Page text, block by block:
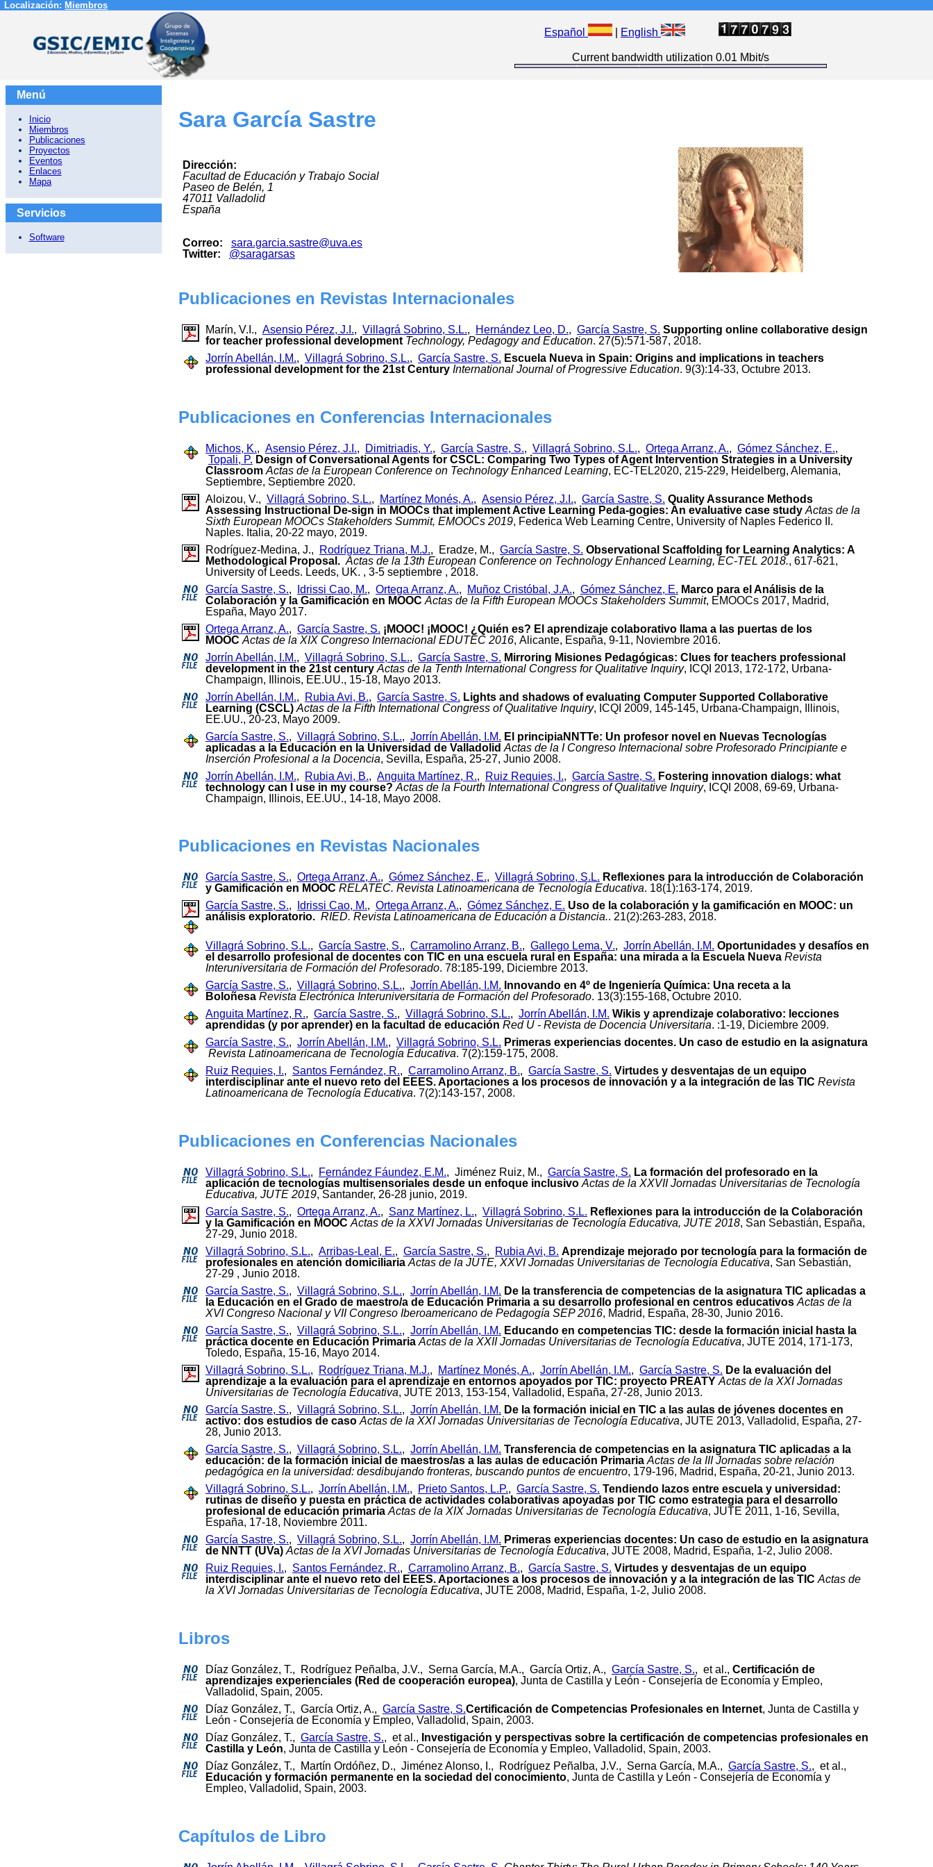
Localización: Miembros
Español English
Current bandwidth utilization 0.01 Mbit/s
Menú
Inicio
Miembros
Publicaciones
Proyectos
Eventos
Enlaces
Mapa
Servicios
Software
Sara García Sastre
Dirección:
Facultad de Educación y Trabajo Social
Paseo de Belén, 1
47011 Valladolid
España
Correo:
sara.garcia.sastre@uva.es
Twitter:
@saragarsas
Publicaciones en Revistas Internacionales
Marín, V.I., Asensio Pérez, J.I., Villagrá Sobrino, S.L., Hernández Leo, D., García Sastre, S. Supporting online collaborative design
for teacher professional development Technology, Pedagogy and Education. 27(5):571-587, 2018.
Jorrín Abellán, I.M., Villagrá Sobrino, S.L., García Sastre, S. Escuela Nueva in Spain: Origins and implications in teachers
professional development for the 21st Century International Journal of Progressive Education. 9(3):14-33, Octubre 2013.
Publicaciones en Conferencias Internacionales
Michos, K., Asensio Pérez, J.I., Dimitriadis, Y., García Sastre, S., Villagrá Sobrino, S.L., Ortega Arranz, A., Gómez Sánchez, E.,
Topali, P. Design of Conversational Agents for CSCL: Comparing Two Types of Agent Intervention Strategies in a University
Classroom Actas de la European Conference on Technology Enhanced Learning, EC-TEL2020, 215-229, Heidelberg, Alemania,
Septiembre, Septiembre 2020.
Aloizou, V., Villagrá Sobrino, S.L., Martínez Monés, A., Asensio Pérez, J.I., García Sastre, S. Quality Assurance Methods
Assessing Instructional De-sign in MOOCs that implement Active Learning Peda-gogies: An evaluative case study Actas de la
Sixth European MOOCs Stakeholders Summit, EMOOCs 2019, Federica Web Learning Centre, University of Naples Federico II.
Naples. Italia, 20-22 mayo, 2019.
Rodríguez-Medina, J.,
Rodríguez Triana, M.J., Eradze, M., García Sastre, S. Observational Scaffolding for Learning Analytics: A
Methodological Proposal. Actas de la 13th European Conference on Technology Enhanced Learning, EC-TEL 2018., 617-621,
University of Leeds. Leeds, UK. , 3-5 septiembre , 2018.
García Sastre, S., Idrissi Cao, M., Ortega Arranz, A., Muñoz Cristóbal, J.A., Gómez Sánchez, E. Marco para el Análisis de la
Colaboración y la Gamificación en MOOC Actas de la Fifth European MOOCs Stakeholders Summit, EMOOCs 2017, Madrid,
España, Mayo 2017.
Ortega Arranz, A., García Sastre, S. ¡MOOC! ¡MOOC! ¿Quién es? El aprendizaje colaborativo llama a las puertas de los
MOOC Actas de la XIX Congreso Internacional EDUTEC 2016, Alicante, España, 9-11, Noviembre 2016.
Jorrín Abellán, I.M., Villagrá Sobrino, S.L., García Sastre, S. Mirroring Misiones Pedagógicas: Clues for teachers professional
development in the 21st century Actas de la Tenth International Congress for Qualitative Inquiry, ICQI 2013, 172-172, Urbana-
Champaign, Illinois, EE.UU., 15-18, Mayo 2013.
Jorrín Abellán, I.M., Rubia Avi, B., García Sastre, S. Lights and shadows of evaluating Computer Supported Collaborative
Learning (CSCL) Actas de la Fifth International Congress of Qualitative Inquiry, ICQI 2009, 145-145, Urbana-Champaign, Illinois,
EE.UU., 20-23, Mayo 2009.
García Sastre, S., Villagrá Sobrino, S.L., Jorrín Abellán, I.M. El principiaNNTTe: Un profesor novel en Nuevas Tecnologías
aplicadas a la Educación en la Universidad de Valladolid Actas de la I Congreso Internacional sobre Profesorado Principiante e
Inserción Profesional a la Docencia, Sevilla, España, 25-27, Junio 2008.
Jorrín Abellán, I.M., Rubia Avi, B., Anguita Martínez, R., Ruiz Requies, I., García Sastre, S. Fostering innovation dialogs: what
technology can I use in my course? Actas de la Fourth International Congress of Qualitative Inquiry, ICQI 2008, 69-69, Urbana-
Champaign, Illinois, EE.UU., 14-18, Mayo 2008.
Publicaciones en Revistas Nacionales
García Sastre, S., Ortega Arranz, A., Gómez Sánchez, E., Villagrá Sobrino, S.L. Reflexiones para la introducción de Colaboración
y Gamificación en MOOC RELATEC. Revista Latinoamericana de Tecnología Educativa. 18(1):163-174, 2019.
García Sastre, S., Idrissi Cao, M., Ortega Arranz, A., Gómez Sánchez, E. Uso de la colaboración y la gamificación en MOOC: un
análisis exploratorio. RIED. Revista Latinoamericana de Educación a Distancia.. 21(2):263-283, 2018.
Villagrá Sobrino, S.L., García Sastre, S., Carramolino Arranz, B., Gallego Lema, V., Jorrín Abellán, I.M. Oportunidades y desafíos en
el desarrollo profesional de docentes con TIC en una escuela rural en España: una mirada a la Escuela Nueva Revista
Interuniversitaria de Formación del Profesorado. 78:185-199, Diciembre 2013.
García Sastre, S., Villagrá Sobrino, S.L., Jorrín Abellán, I.M. Innovando en 4º de Ingeniería Química: Una receta a la
Boloñesa Revista Electrónica Interuniversitaria de Formación del Profesorado. 13(3):155-168, Octubre 2010.
Anguita Martínez, R., García Sastre, S., Villagrá Sobrino, S.L., Jorrín Abellán, I.M. Wikis y aprendizaje colaborativo: lecciones
aprendidas (y por aprender) en la facultad de educación Red U - Revista de Docencia Universitaria. :1-19, Diciembre 2009.
García Sastre, S., Jorrín Abellán, I.M., Villagrá Sobrino, S.L. Primeras experiencias docentes. Un caso de estudio en la asignatura
Revista Latinoamericana de Tecnología Educativa. 7(2):159-175, 2008.
Ruiz Requies, I., Santos Fernández, R., Carramolino Arranz, B., García Sastre, S. Virtudes y desventajas de un equipo
interdisciplinar ante el nuevo reto del EEES. Aportaciones a los procesos de innovación y a la integración de las TIC Revista
Latinoamericana de Tecnología Educativa. 7(2):143-157, 2008.
Publicaciones en Conferencias Nacionales
Villagrá Sobrino, S.L., Fernández Fáundez, E.M., Jiménez Ruiz, M., García Sastre, S. La formación del profesorado en la
aplicación de tecnologías multisensoriales desde un enfoque inclusivo Actas de la XXVII Jornadas Universitarias de Tecnología
Educativa, JUTE 2019, Santander, 26-28 junio, 2019.
García Sastre, S., Ortega Arranz, A., Sanz Martínez, L., Villagrá Sobrino, S.L. Reflexiones para la introducción de la Colaboración
y la Gamificación en MOOC Actas de la XXVI Jornadas Universitarias de Tecnología Educativa, JUTE 2018, San Sebastián, España,
27-29, Junio 2018.
Villagrá Sobrino, S.L., Arribas-Leal, E., García Sastre, S., Rubia Avi, B. Aprendizaje mejorado por tecnología para la formación de
profesionales en atención domiciliaria Actas de la JUTE, XXVI Jornadas Universitarias de Tecnología Educativa, San Sebastián,
27-29 , Junio 2018.
García Sastre, S., Villagrá Sobrino, S.L., Jorrín Abellán, I.M. De la transferencia de competencias de la asignatura TIC aplicadas a
la Educación en el Grado de maestro/a de Educación Primaria a su desarrollo profesional en centros educativos Actas de la
XVI Congreso Nacional y VII Congreso Iberoamericano de Pedagogía SEP 2016, Madrid, España, 28-30, Junio 2016.
García Sastre, S., Villagrá Sobrino, S.L., Jorrín Abellán, I.M. Educando en competencias TIC: desde la formación inicial hasta la
práctica docente en Educación Primaria Actas de la XXII Jornadas Universitarias de Tecnología Educativa, JUTE 2014, 171-173,
Toledo, España, 15-16, Mayo 2014.
Villagrá Sobrino, S.L., Rodríguez Triana, M.J., Martínez Monés, A., Jorrín Abellán, I.M., García Sastre, S. De la evaluación del
aprendizaje a la evaluación para el aprendizaje en entornos apoyados por TIC: proyecto PREATY Actas de la XXI Jornadas
Universitarias de Tecnología Educativa, JUTE 2013, 153-154, Valladolid, España, 27-28, Junio 2013.
García Sastre, S., Villagrá Sobrino, S.L., Jorrín Abellán, I.M. De la formación inicial en TIC a las aulas de jóvenes docentes en
activo: dos estudios de caso Actas de la XXI Jornadas Universitarias de Tecnología Educativa, JUTE 2013, Valladolid, España, 27-
28, Junio 2013.
García Sastre, S., Villagrá Sobrino, S.L., Jorrín Abellán, I.M. Transferencia de competencias en la asignatura TIC aplicadas a la
educación: de la formación inicial de maestros/as a las aulas de educación Primaria Actas de la III Jornadas sobre relación
pedagógica en la universidad: desdibujando fronteras, buscando puntos de encuentro, 179-196, Madrid, España, 20-21, Junio 2013.
Villagrá Sobrino, S.L., Jorrín Abellán, I.M., Prieto Santos, L.P., García Sastre, S. Tendiendo lazos entre escuela y universidad:
rutinas de diseño y puesta en práctica de actividades colaborativas apoyadas por TIC como estrategia para el desarrollo
profesional de educación primaria Actas de la XIX Jornadas Universitarias de Tecnología Educativa, JUTE 2011, 1-16, Sevilla,
España, 17-18, Noviembre 2011.
García Sastre, S., Villagrá Sobrino, S.L., Jorrín Abellán, I.M. Primeras experiencias docentes: Un caso de estudio en la asignatura
de NNTT (UVa) Actas de la XVI Jornadas Universitarias de Tecnología Educativa, JUTE 2008, Madrid, España, 1-2, Julio 2008.
Ruiz Requies, I., Santos Fernández, R., Carramolino Arranz, B., García Sastre, S. Virtudes y desventajas de un equipo
interdisciplinar ante el nuevo reto del EEES. Aportaciones a los procesos de innovación y a la integración de las TIC Actas de
la XVI Jornadas Universitarias de Tecnología Educativa, JUTE 2008, Madrid, España, 1-2, Julio 2008.
Libros
Díaz González, T., Rodríguez Peñalba, J.V., Serna García, M.A., García Ortiz, A., García Sastre, S., et al., Certificación de
aprendizajes experienciales (Red de cooperación europea), Junta de Castilla y León - Consejería de Economía y Empleo,
Valladolid, Spain, 2005.
Díaz González, T., García Ortiz, A., García Sastre, S.Certificación de Competencias Profesionales en Internet, Junta de Castilla y
León - Consejería de Economía y Empleo, Valladolid, Spain, 2003.
Díaz González, T., García Sastre, S., et al., Investigación y perspectivas sobre la certificación de competencias profesionales en
Castilla y León, Junta de Castilla y León - Consejería de Economía y Empleo, Valladolid, Spain, 2003.
Díaz González, T., Martín Ordóñez, D., Jiménez Alonso, I., Rodríguez Peñalba, J.V., Serna García, M.A., García Sastre, S., et al.,
Educación y formación permanente en la sociedad del conocimiento, Junta de Castilla y León - Consejería de Economía y
Empleo, Valladolid, Spain, 2003.
Capítulos de Libro